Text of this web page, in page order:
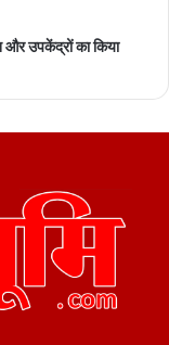
और उपकेंद्रों का किया